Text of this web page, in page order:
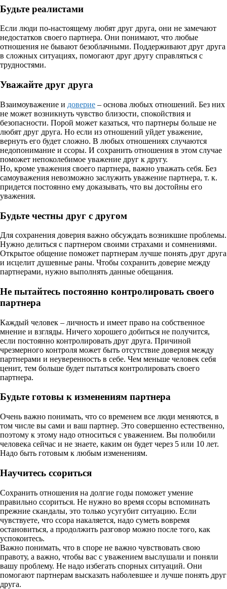
Будьте реалистами
Если люди по-настоящему любят друг друга, они не замечают
недостатков своего партнера. Они понимают, что любые
отношения не бывают безоблачными. Поддерживают друг друга
в сложных ситуациях, помогают друг другу справляться с
трудностями.
Уважайте друг друга
Взаимоуважение и доверие – основа любых отношений. Без них
не может возникнуть чувство близости, спокойствия и
безопасности. Порой может казаться, что партнеры больше не
любят друг друга. Но если из отношений уйдет уважение,
вернуть его будет сложно. В любых отношениях случаются
недопонимание и ссоры. И сохранить отношения в этом случае
поможет непоколебимое уважение друг к другу.
Но, кроме уважения своего партнера, важно уважать себя. Без
самоуважения невозможно заслужить уважение партнера, т. к.
придется постоянно ему доказывать, что вы достойны его
уважения.
Будьте честны друг с другом
Для сохранения доверия важно обсуждать возникшие проблемы.
Нужно делиться с партнером своими страхами и сомнениями.
Открытое общение поможет партнерам лучше понять друг друга
и исцелит душевные раны. Чтобы сохранить доверие между
партнерами, нужно выполнять данные обещания.
Не пытайтесь постоянно контролировать своего
партнера
Каждый человек – личность и имеет право на собственное
мнение и взгляды. Ничего хорошего добиться не получится,
если постоянно контролировать друг друга. Причиной
чрезмерного контроля может быть отсутствие доверия между
партнерами и неуверенность в себе. Чем меньше человек себя
ценит, тем больше будет пытаться контролировать своего
партнера.
Будьте готовы к изменениям партнера
Очень важно понимать, что со временем все люди меняются, в
том числе вы сами и ваш партнер. Это совершенно естественно,
поэтому к этому надо относиться с уважением. Вы полюбили
человека сейчас и не знаете, каким он будет через 5 или 10 лет.
Надо быть готовым к любым изменениям.
Научитесь ссориться
Сохранить отношения на долгие годы поможет умение
правильно ссориться. Не нужно во время ссоры вспоминать
прежние скандалы, это только усугубит ситуацию. Если
чувствуете, что ссора накаляется, надо суметь вовремя
остановиться, а продолжить разговор можно после того, как
успокоитесь.
Важно понимать, что в споре не важно чувствовать свою
правоту, а важно, чтобы вас с уважением выслушали и поняли
вашу проблему. Не надо избегать спорных ситуаций. Они
помогают партнерам высказать наболевшее и лучше понять друг
друга.